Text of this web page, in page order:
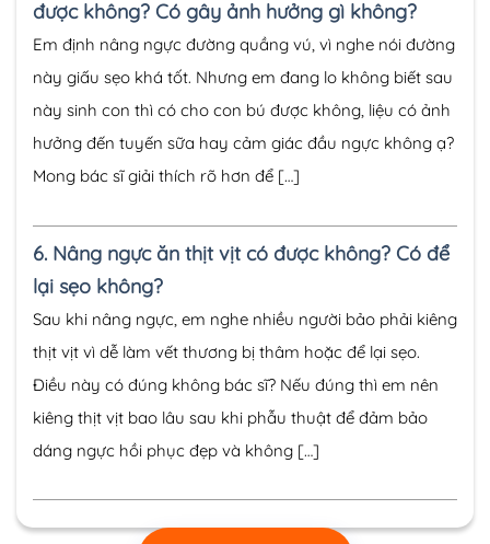
được không? Có gây ảnh hưởng gì không?
Em định nâng ngực đường quầng vú, vì nghe nói đường
này giấu sẹo khá tốt. Nhưng em đang lo không biết sau
này sinh con thì có cho con bú được không, liệu có ảnh
hưởng đến tuyến sữa hay cảm giác đầu ngực không ạ?
Mong bác sĩ giải thích rõ hơn để […]
6. Nâng ngực ăn thịt vịt có được không? Có để
lại sẹo không?
Sau khi nâng ngực, em nghe nhiều người bảo phải kiêng
thịt vịt vì dễ làm vết thương bị thâm hoặc để lại sẹo.
Điều này có đúng không bác sĩ? Nếu đúng thì em nên
kiêng thịt vịt bao lâu sau khi phẫu thuật để đảm bảo
dáng ngực hồi phục đẹp và không […]